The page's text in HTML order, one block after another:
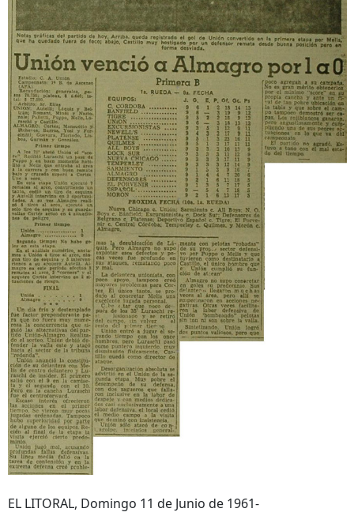
EL LITORAL, Domingo 11 de Junio de 1961-